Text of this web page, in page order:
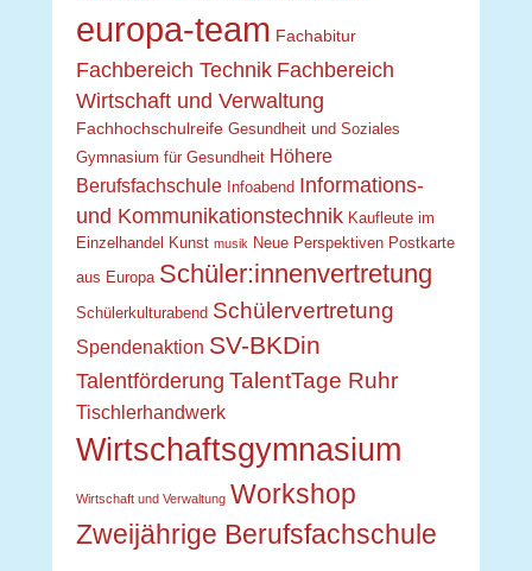
europa-team Fachabitur
Fachbereich Technik Fachbereich
Wirtschaft und Verwaltung
Fachhochschulreife Gesundheit und Soziales
Gymnasium für Gesundheit Höhere
Berufsfachschule Infoabend Informations-
und Kommunikationstechnik Kaufleute im
Einzelhandel
Kunst musik Neue Perspektiven Postkarte
aus Europa Schüler:innenvertretung
Schülerkulturabend Schülervertretung
Spendenaktion SV-BKDin
Talentförderung TalentTage Ruhr
Tischlerhandwerk
Wirtschaftsgymnasium
Wirtschaft und Verwaltung Workshop
Zweijährige Berufsfachschule